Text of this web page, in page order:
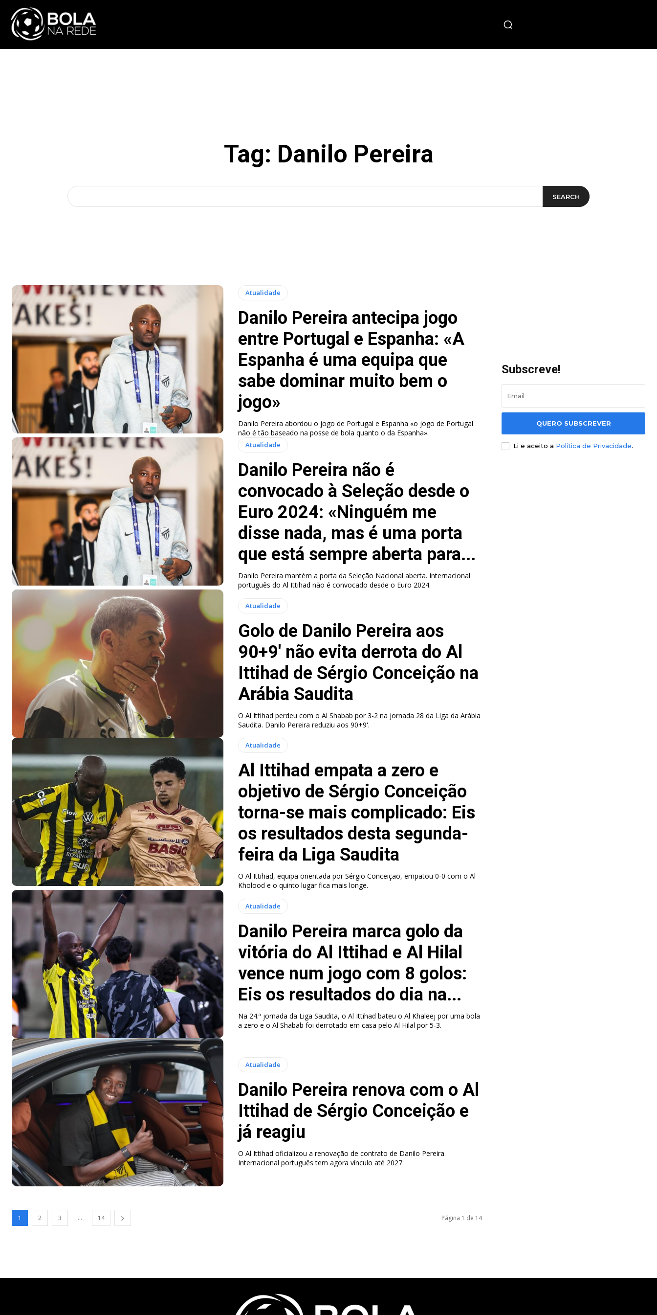
Tag: Danilo Pereira
SEARCH
Atualidade
Danilo Pereira antecipa jogo
entre Portugal e Espanha: «A
Espanha é uma equipa que
sabe dominar muito bem o
jogo»
Danilo Pereira abordou o jogo de Portugal e Espanha «o jogo de Portugal
não é tão baseado na posse de bola quanto o da Espanha».
Atualidade
Danilo Pereira não é
convocado à Seleção desde o
Euro 2024: «Ninguém me
disse nada, mas é uma porta
que está sempre aberta para...
Danilo Pereira mantém a porta da Seleção Nacional aberta. Internacional
português do Al Ittihad não é convocado desde o Euro 2024.
Atualidade
Golo de Danilo Pereira aos
90+9′ não evita derrota do Al
Ittihad de Sérgio Conceição na
Arábia Saudita
O Al Ittihad perdeu com o Al Shabab por 3-2 na jornada 28 da Liga da Arábia
Saudita. Danilo Pereira reduziu aos 90+9'.
Atualidade
Al Ittihad empata a zero e
objetivo de Sérgio Conceição
torna-se mais complicado: Eis
os resultados desta segunda-
feira da Liga Saudita
O Al Ittihad, equipa orientada por Sérgio Conceição, empatou 0-0 com o Al
Kholood e o quinto lugar fica mais longe.
Atualidade
Danilo Pereira marca golo da
vitória do Al Ittihad e Al Hilal
vence num jogo com 8 golos:
Eis os resultados do dia na...
Na 24.ª jornada da Liga Saudita, o Al Ittihad bateu o Al Khaleej por uma bola
a zero e o Al Shabab foi derrotado em casa pelo Al Hilal por 5-3.
Atualidade
Danilo Pereira renova com o Al
Ittihad de Sérgio Conceição e
já reagiu
O Al Ittihad oficializou a renovação de contrato de Danilo Pereira.
Internacional português tem agora vínculo até 2027.
1 2 3 ... 14 Página 1 de 14
Subscreve!
QUERO SUBSCREVER
Li e aceito a Política de Privacidade.